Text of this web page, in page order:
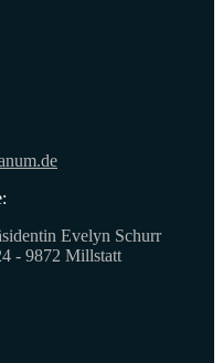
Evelyn Schurr
- 9872 Millstatt